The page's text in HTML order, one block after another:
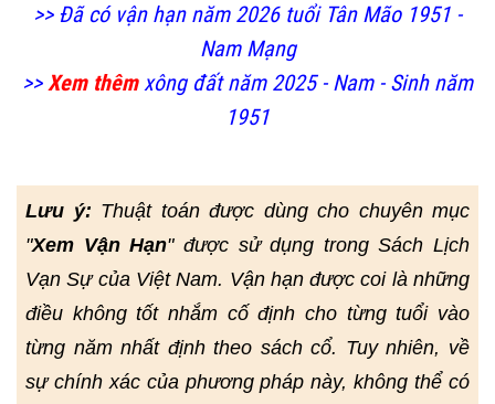
>> Đã có vận hạn năm 2026 tuổi Tân Mão 1951 -
Nam Mạng
>>Xem thêmxông đất năm 2025 - Nam - Sinh năm
1951
Lưu ý: Thuật toán được dùng cho chuyên mục
"Xem Vận Hạn" được sử dụng trong Sách Lịch
Vạn Sự của Việt Nam. Vận hạn được coi là những
điều không tốt nhắm cố định cho từng tuổi vào
từng năm nhất định theo sách cổ. Tuy nhiên, về
sự chính xác của phương pháp này, không thể có